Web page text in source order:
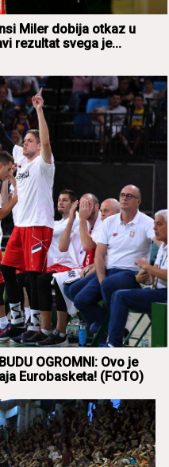
Miler dobijа otkаz u
rezultаt svegа je...
OGROMNI: Ovo je
Eurobаsketа! (FOTO)